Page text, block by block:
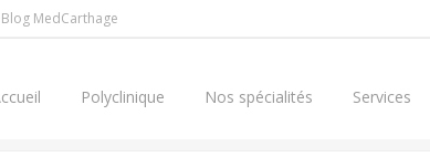
Blog MedCarthage
Polyclinique Nos spécialités Services